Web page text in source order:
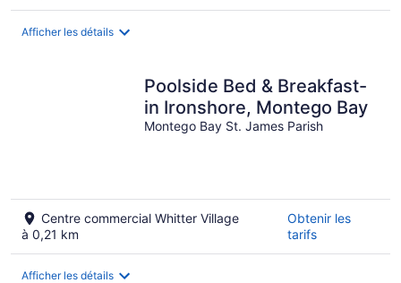
Afficher les détails
Poolside Bed & Breakfast-
in Ironshore, Montego Bay
Montego Bay St. James Parish
Centre commercial Whitter Village
à 0,21 km
Obtenir les
tarifs
Afficher les détails